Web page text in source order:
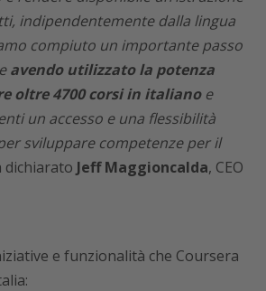
indipendentemente dalla lingua
compiuto un importante passo
avendo utilizzato la potenza
oltre 4700 corsi in italiano e
un accesso e una flessibilità
sviluppare competenze per il
dichiarato Jeff Maggioncalda, CEO
e funzionalità che Coursera